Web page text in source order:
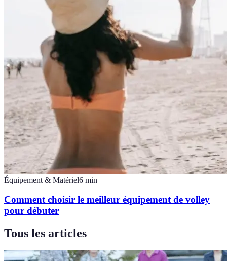
Équipement & Matériel6 min
Comment choisir le meilleur équipement de volley
pour débuter
Tous les articles